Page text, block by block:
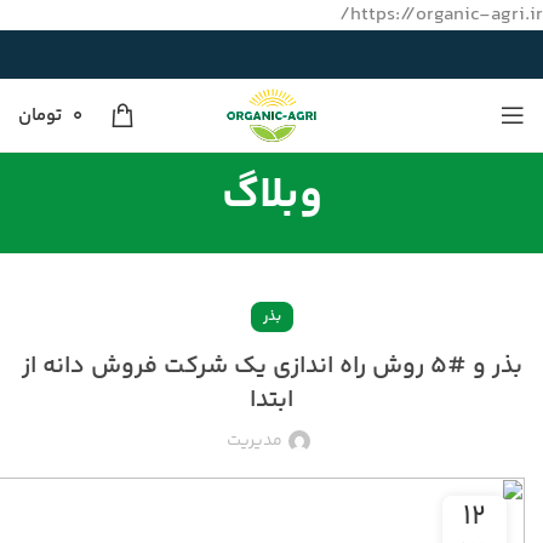
https://organic-agri.ir/
0 تومان
وبلاگ
بذر
بذر و #۵ روش راه اندازی یک شرکت فروش دانه از
ابتدا
مدیریت
۱۲